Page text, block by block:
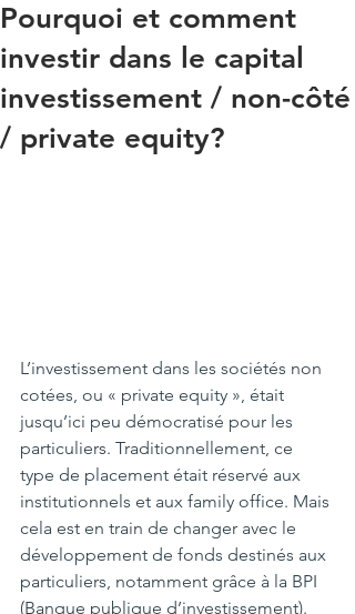
Pourquoi et comment
investir dans le capital
investissement / non-côté
/ private equity?
L’investissement dans les sociétés non
cotées, ou « private equity », était
jusqu’ici peu démocratisé pour les
particuliers. Traditionnellement, ce
type de placement était réservé aux
institutionnels et aux family office. Mais
cela est en train de changer avec le
développement de fonds destinés aux
particuliers, notamment grâce à la BPI
(Banque publique d’investissement).